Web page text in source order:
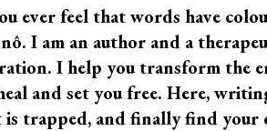
ever feel that words have
I am an author and a
I help you transform the
and set you free. Here,
trapped, and finally find your